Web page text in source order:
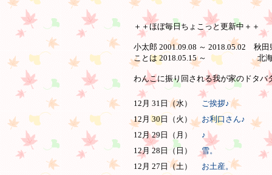
＋＋ほぼ毎日ちょこっと更新中＋＋
小太郎 2001.09.08 ～ 2018.05.02 秋田
ことは 2018.05.15 ～ 北海
わんこに振り回される我が家のドタバ
12月 31日（水）
ご挨拶♪
12月 30日（火）
お利口さん♪
12月 29日（月）
♪
12月 28日（日）
雪。
12月 27日（土）
お土産。